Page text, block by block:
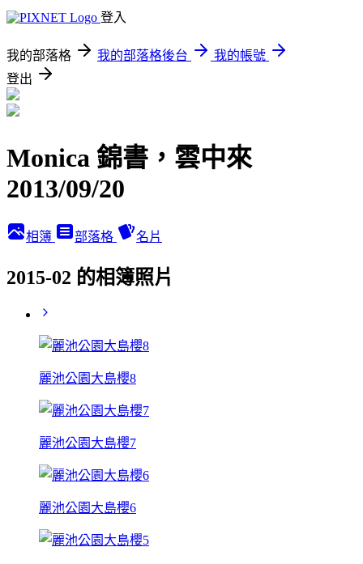
登入
我的部落格 我的部落格後台
我的帳號
登出
Monica 錦書，雲中來
2013/09/20
相簿 部落格 名片
2015-02 的相簿照片
麗池公園大島櫻8
麗池公園大島櫻7
麗池公園大島櫻6